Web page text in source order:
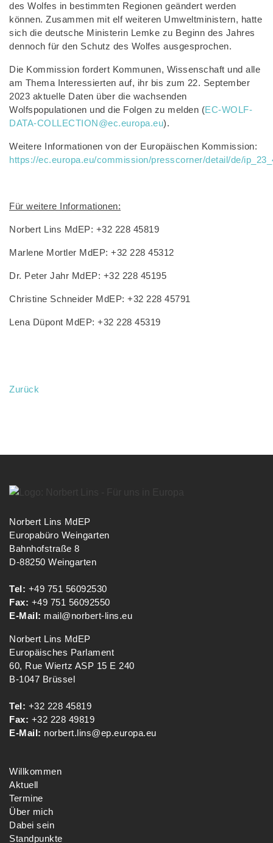
des Wolfes in bestimmten Regionen geändert werden
können. Zusammen mit elf weiteren Umweltministern, hatte
sich die deutsche Ministerin Lemke zu Beginn des Jahres
dennoch für den Schutz des Wolfes ausgesprochen.
Die Kommission fordert Kommunen, Wissenschaft und alle
am Thema Interessierten auf, ihr bis zum 22. September
2023 aktuelle Daten über die wachsenden
Wolfspopulationen und die Folgen zu melden (EC-WOLF-
DATA-COLLECTION@ec.europa.eu).
Weitere Informationen von der Europäischen Kommission:
https://ec.europa.eu/commission/presscorner/detail/de/
Für weitere Informationen:
Norbert Lins MdEP: +32 228 45819
Marlene Mortler MdEP: +32 228 45312
Dr. Peter Jahr MdEP: +32 228 45195
Christine Schneider MdEP: +32 228 45791
Lena Düpont MdEP: +32 228 45319
Zurück
Norbert Lins MdEP
Europabüro Weingarten
Bahnhofstraße 8
D-88250 Weingarten
Tel: +49 751 56092530
Fax: +49 751 56092550
E-Mail: mail@norbert-lins.eu
Norbert Lins MdEP
Europäisches Parlament
60, Rue Wiertz ASP 15 E 240
B-1047 Brüssel
Tel: +32 228 45819
Fax: +32 228 49819
E-Mail: norbert.lins@ep.europa.eu
Willkommen
Aktuell
Termine
Über mich
Dabei sein
Standpunkte